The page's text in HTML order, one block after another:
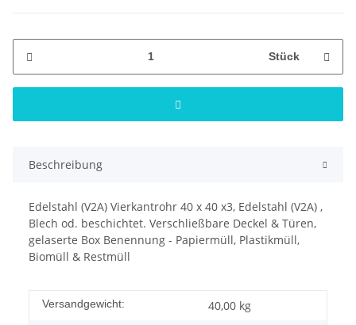
Stück
Beschreibung
Edelstahl (V2A) Vierkantrohr 40 x 40 x3, Edelstahl (V2A) ,
Blech od. beschichtet. Verschließbare Deckel & Türen,
gelaserte Box Benennung - Papiermüll, Plastikmüll,
Biomüll & Restmüll
Versandgewicht: 40,00 kg